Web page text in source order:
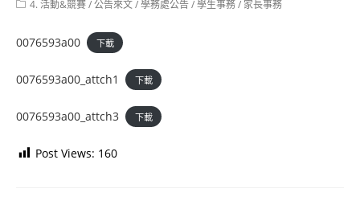
Post4. 活動&競賽/公告來文/學務處公告/學生事務/ 家長事務
0076593a00 下載
0076593a00_attch1 下載
0076593a00_attch3 下載
Post Views: 160